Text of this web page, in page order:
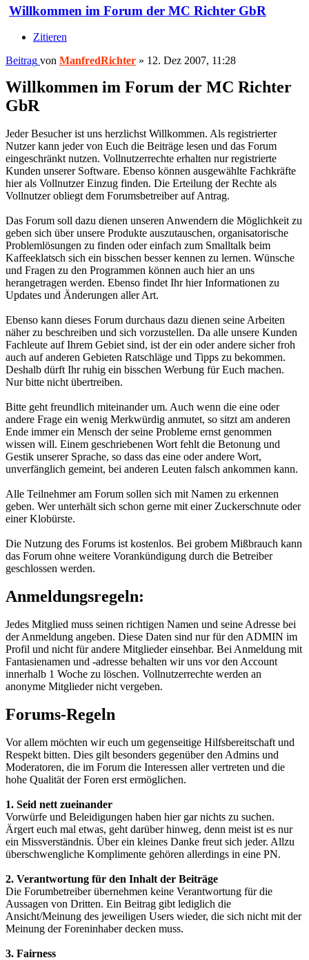
Willkommen im Forum der MC Richter GbR
Zitieren
Beitrag von ManfredRichter » 12. Dez 2007, 11:28
Willkommen im Forum der MC Richter
GbR
Jeder Besucher ist uns herzlichst Willkommen. Als registrierter
Nutzer kann jeder von Euch die Beiträge lesen und das Forum
eingeschränkt nutzen. Vollnutzerrechte erhalten nur registrierte
Kunden unserer Software. Ebenso können ausgewählte Fachkräfte
hier als Vollnutzer Einzug finden. Die Erteilung der Rechte als
Vollnutzer obliegt dem Forumsbetreiber auf Antrag.
Das Forum soll dazu dienen unseren Anwendern die Möglichkeit zu
geben sich über unsere Produkte auszutauschen, organisatorische
Problemlösungen zu finden oder einfach zum Smalltalk beim
Kaffeeklatsch sich ein bisschen besser kennen zu lernen. Wünsche
und Fragen zu den Programmen können auch hier an uns
herangetragen werden. Ebenso findet Ihr hier Informationen zu
Updates und Änderungen aller Art.
Ebenso kann dieses Forum durchaus dazu dienen seine Arbeiten
näher zu beschreiben und sich vorzustellen. Da alle unsere Kunden
Fachleute auf Ihrem Gebiet sind, ist der ein oder andere sicher froh
auch auf anderen Gebieten Ratschläge und Tipps zu bekommen.
Deshalb dürft Ihr ruhig ein bisschen Werbung für Euch machen.
Nur bitte nicht übertreiben.
Bitte geht freundlich miteinander um. Auch wenn die eine oder
andere Frage ein wenig Merkwürdig anmutet, so sitzt am anderen
Ende immer ein Mensch der seine Probleme ernst genommen
wissen will. Einem geschriebenen Wort fehlt die Betonung und
Gestik unserer Sprache, so dass das eine oder andere Wort,
unverfänglich gemeint, bei anderen Leuten falsch ankommen kann.
Alle Teilnehmer am Forum sollen sich mit Namen zu erkennen
geben. Wer unterhält sich schon gerne mit einer Zuckerschnute oder
einer Klobürste.
Die Nutzung des Forums ist kostenlos. Bei grobem Mißbrauch kann
das Forum ohne weitere Vorankündigung durch die Betreiber
geschlossen werden.
Anmeldungsregeln:
Jedes Mitglied muss seinen richtigen Namen und seine Adresse bei
der Anmeldung angeben. Diese Daten sind nur für den ADMIN im
Profil und nicht für andere Mitglieder einsehbar. Bei Anmeldung mit
Fantasienamen und -adresse behalten wir uns vor den Account
innerhalb 1 Woche zu löschen. Vollnutzerrechte werden an
anonyme Mitglieder nicht vergeben.
Forums-Regeln
Vor allem möchten wir euch um gegenseitige Hilfsbereitschaft und
Respekt bitten. Dies gilt besonders gegenüber den Admins und
Moderatoren, die im Forum die Interessen aller vertreten und die
hohe Qualität der Foren erst ermöglichen.
1. Seid nett zueinander
Vorwürfe und Beleidigungen haben hier gar nichts zu suchen.
Ärgert euch mal etwas, geht darüber hinweg, denn meist ist es nur
ein Missverständnis. Über ein kleines Danke freut sich jeder. Allzu
überschwengliche Komplimente gehören allerdings in eine PN.
2. Verantwortung für den Inhalt der Beiträge
Die Forumbetreiber übernehmen keine Verantwortung für die
Aussagen von Dritten. Ein Beitrag gibt lediglich die
Ansicht/Meinung des jeweiligen Users wieder, die sich nicht mit der
Meinung der Foreninhaber decken muss.
3. Fairness